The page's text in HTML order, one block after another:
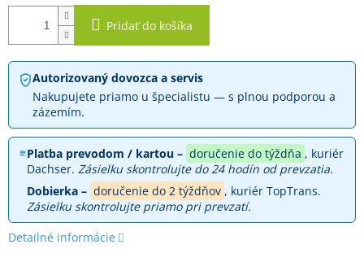
Pridať do košíka
Autorizovaný dovozca a servis
Nakupujete priamo u špecialistu — s plnou podporou a
zázemím.
Platba prevodom / kartou – doručenie do týždňa , kuriér
Dachser.Zásielku skontrolujte do 24 hodín od prevzatia.
Dobierka – doručenie do 2 týždňov , kuriér TopTrans.
Zásielku skontrolujte priamo pri prevzatí.
Detailné informácie